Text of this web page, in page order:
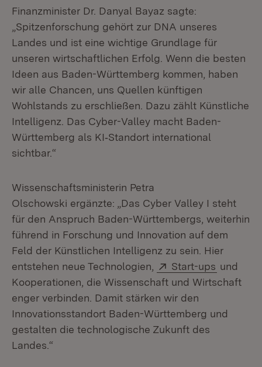
Finanzminister Dr. Danyal Bayaz sagte:
„Spitzenforschung gehört zur DNA unseres
Landes und ist eine wichtige Grundlage für
unseren wirtschaftlichen Erfolg. Wenn die besten
Ideen aus Baden-Württemberg kommen, haben
wir alle Chancen, uns Quellen künftigen
Wohlstands zu erschließen. Dazu zählt Künstliche
Intelligenz. Das Cyber-Valley macht Baden-
Württemberg als KI‑Standort international
sichtbar.“
Wissenschaftsministerin Petra
Olschowski ergänzte: „Das Cyber Valley I steht
für den Anspruch Baden-Württembergs, weiterhin
führend in Forschung und Innovation auf dem
Feld der Künstlichen Intelligenz zu sein. Hier
entstehen neue Technologien,
Extern:
Start-ups (Öffnet
und
Kooperationen, die Wissenschaft und Wirtschaft
enger verbinden. Damit stärken wir den
Innovationsstandort Baden-Württemberg und
gestalten die technologische Zukunft des
Landes.“